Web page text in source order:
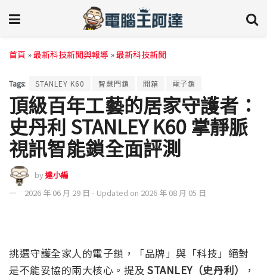
首頁 »最新科技新聞與報導 »最新科技新聞
Tags: STANLEY K60 智慧門鎖 開箱 電子鎖
頂級百年工藝的居家守護者：
史丹利 STANLEY K60 掌靜脈
視訊智能鎖全面評測
by達小編
2026 年 06 月 29 日 - Updated on 2026 年 08 月 05 日
挑選守護全家人的電子鎖，「品牌」與「科技」絕對
是不能妥協的兩大核心。提及 STANLEY（史丹利）
，